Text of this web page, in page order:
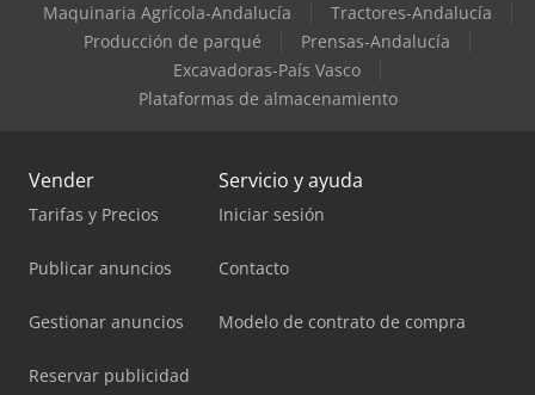
Maquinaria Agrícola-Andalucía
Tractores-Andalucía
Producción de parqué
Prensas-Andalucía
Excavadoras-País Vasco
Plataformas de almacenamiento
Vender
Tarifas y Precios
Publicar anuncios
Gestionar anuncios
Reservar publicidad
Servicio y ayuda
Iniciar sesión
Contacto
Modelo de contrato de compra